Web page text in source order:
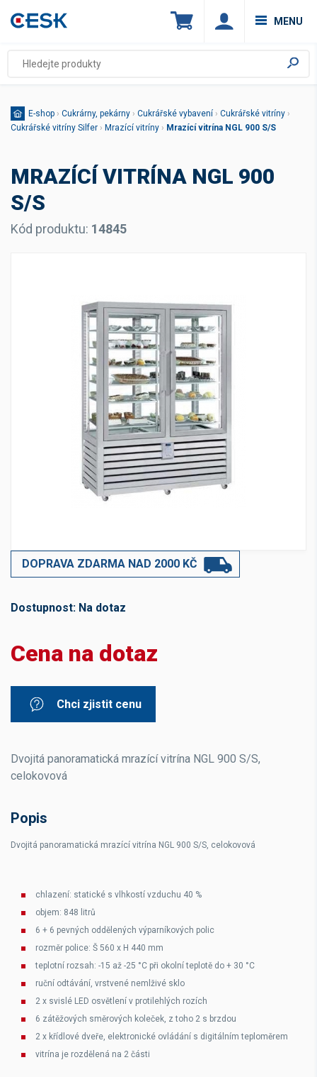
MENU
E-shop › Cukrárny, pekárny › Cukrářské vybavení › Cukrářské vitríny ›
Cukrářské vitríny Silfer › Mrazící vitríny › Mrazící vitrína NGL 900 S/S
MRAZÍCÍ VITRÍNA NGL 900
S/S
Kód produktu: 14845
DOPRAVA ZDARMA NAD 2000 KČ
Dostupnost: Na dotaz
Cena na dotaz
Chci zjistit cenu
Dvojitá panoramatická mrazící vitrína NGL 900 S/S,
celokovová
Popis
Dvojitá panoramatická mrazící vitrína NGL 900 S/S, celokovová
chlazení: statické s vlhkostí vzduchu 40 %
objem: 848 litrů
6 + 6 pevných oddělených výparníkových polic
rozměr police: Š 560 x H 440 mm
teplotní rozsah: -15 až -25 °C při okolní teplotě do + 30 °C
ruční odtávání, vrstvené nemlživé sklo
2 x svislé LED osvětlení v protilehlých rozích
6 zátěžových směrových koleček, z toho 2 s brzdou
2 x křídlové dveře, elektronické ovládání s digitálním teploměrem
vitrína je rozdělená na 2 části